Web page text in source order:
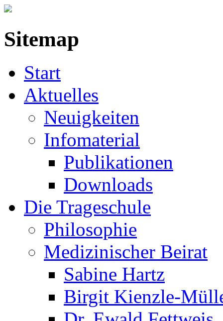
Sitemap
Start
Aktuelles
Neuigkeiten
Infomaterial
Publikationen
Downloads
Die Trageschule
Philosophie
Medizinischer Beirat
Sabine Hartz
Birgit Kienzle-